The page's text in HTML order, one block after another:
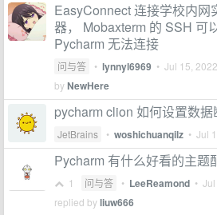
EasyConnect 连接学校内网
器， Mobaxterm 的 SSH 可
Pycharm 无法连接
问与答 • lynnyl6969 • Jul 15, 2022
byNewHere
pycharm clion 如何设置数据
JetBrains • woshichuanqilz • Jul
Pycharm 有什么好看的主题
1 问与答 • LeeReamond •
replied byliuw666